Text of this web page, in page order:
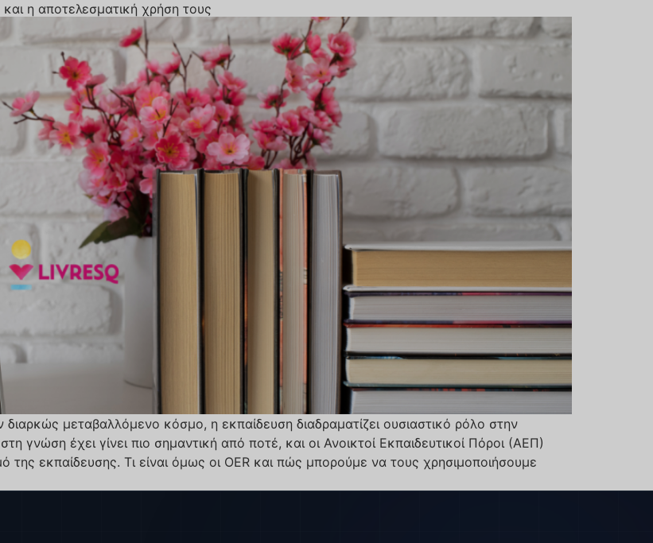
η αποτελεσματική χρήση τους
διαρκώς μεταβαλλόμενο κόσμο, η εκπαίδευση διαδραματίζει ουσιαστικό ρόλο στην
γνώση έχει γίνει πιο σημαντική από ποτέ, και οι Ανοικτοί Εκπαιδευτικοί Πόροι (ΑΕΠ)
της εκπαίδευσης. Τι είναι όμως οι ΟΕR και πώς μπορούμε να τους χρησιμοποιήσουμε